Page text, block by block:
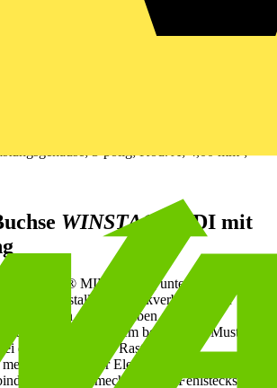
3-polig; Kod. A; 4,00 mm²;
WINSTA® MIDI mit
® MIDI 3-polig unterstützt die
Installationssteckverbinder von
wenn sich Vorgaben an eine
oder in einem bestimmten Muster
der Montage von Raster- oder
Schutz in der Elektroinstallation ist der
mit einem mechanischen Fehlsteckschutz